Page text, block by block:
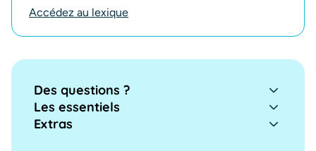
Accédez au lexique
Des questions ?
Les essentiels
Extras